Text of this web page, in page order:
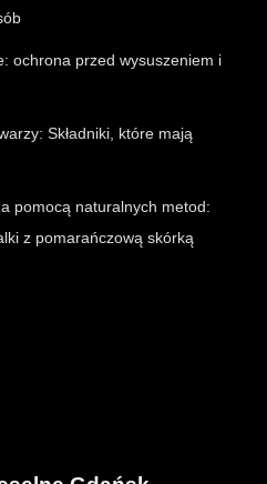
ochrona przed wysuszeniem i
Składniki, które mają
pomocą naturalnych metod:
z pomarańczową skórką